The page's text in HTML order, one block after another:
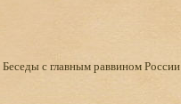
с главным раввином России